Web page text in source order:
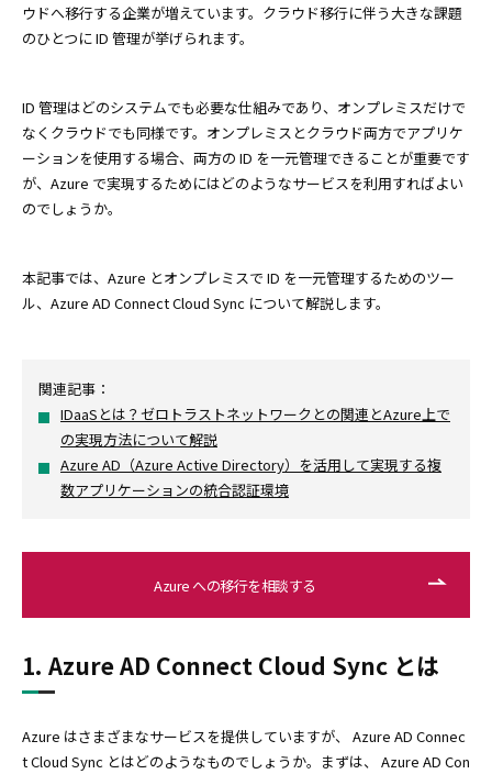
ウドへ移行する企業が増えています。クラウド移行に伴う大きな課題
のひとつに ID 管理が挙げられます。
ID 管理はどのシステムでも必要な仕組みであり、オンプレミスだけで
なくクラウドでも同様です。オンプレミスとクラウド両方でアプリケ
ーションを使用する場合、両方の ID を一元管理できることが重要です
が、Azure で実現するためにはどのようなサービスを利用すればよい
のでしょうか。
本記事では、Azure とオンプレミスで ID を一元管理するためのツー
ル、Azure AD Connect Cloud Sync について解説します。
関連記事：
IDaaSとは？ゼロトラストネットワークとの関連とAzure上で
の実現方法について解説
Azure AD（Azure Active Directory）を活用して実現する複
数アプリケーションの統合認証環境
Azure への移行を相談する
1. Azure AD Connect Cloud Sync とは
Azure はさまざまなサービスを提供していますが、 Azure AD Connec
t Cloud Sync とはどのようなものでしょうか。まずは、 Azure AD Con